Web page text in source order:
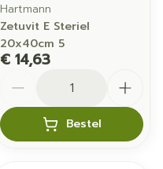
Hartmann
Zetuvit E Steriel
20x40cm 5
€ 14,63
Bestel